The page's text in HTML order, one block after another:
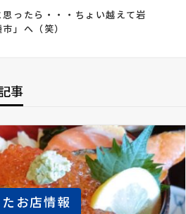
思ったら・・・ちょい越えて岩
」へ（笑）
事
お店情報